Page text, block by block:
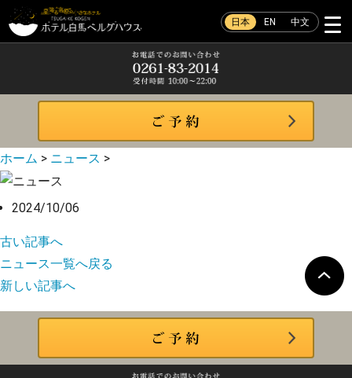
日本 EN 中文
ホーム > ニュース >
2024/10/06
古い記事へ
ニュース一覧へ戻る
新しい記事へ